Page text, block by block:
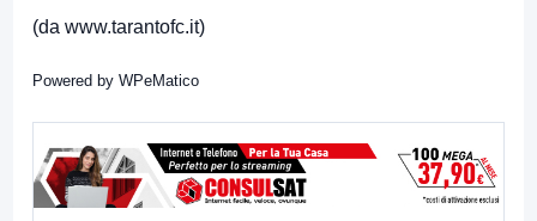
(da www.tarantofc.it)
Powered by WPeMatico